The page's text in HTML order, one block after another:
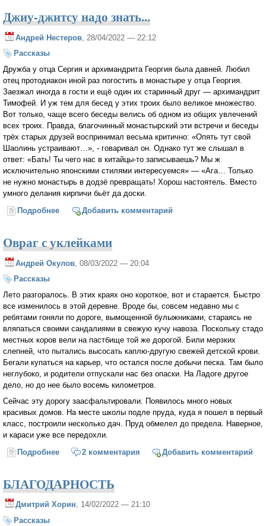
Джиу-джитсу надо знать...
Андрей Нестеров , 28/04/2022 — 22:12
Рассказы
Дружба у отца Сергия и архимандрита Георгия была давней. Любил
отец протодиакон иной раз погостить в монастыре у отца Георгия.
Заезжал иногда в гости и ещё один их старинный друг — архимандрит
Тимофей. И уж тем для бесед у этих троих было великое множество.
Вот только, чаще всего беседы велись об одном из общих увлечений
всех троих. Правда, благочинный монастырский эти встречи и беседы
трёх старых друзей воспринимал весьма критично: «Опять тут свой
Шаолинь устраивают…», - говаривал он. Однако тут же слышал в
ответ: «Бать! Ты чего нас в китайцы-то записываешь? Мы ж
исключительно японскими стилями интересуемся» — «Ага… Только
не нужно монастырь в додзё превращать! Хорош настоятель. Вместо
умного делания кирпичи бьёт да доски.
Подробнее о Джиу-джитсу надо знать...
Добавить комментарий
Овраг с уклейками
Андрей Окулов , 08/03/2022 — 20:04
Рассказы
Лето разгоралось. В этих краях оно короткое, вот и старается. Быстро
все изменилось в этой деревне. Вроде бы, совсем недавно мы с
ребятами гоняли по дороге, вымощенной булыжниками, стараясь не
вляпаться своими сандалиями в свежую кучу навоза. Поскольку стадо
местных коров вели на пастбище той же дорогой. Били мерзких
слепней, что пытались высосать каплю-другую свежей детской крови.
Бегали купаться на карьер, что остался после добычи песка. Там было
неглубоко, и родители отпускали нас без опаски. На Ладоге другое
дело, но до нее было восемь километров.
Сейчас эту дорогу заасфальтировали. Появилось много новых
красивых домов. На месте школы подле пруда, куда я пошел в первый
класс, построили несколько дач. Пруд обмелел до предела. Наверное,
и караси уже все передохли.
Подробнее о Овраг с уклейками
2 комментария Добавить комментарий
БЛАГОДАРНОСТЬ
Дмитрий Хорин, 14/02/2022 — 21:10
Рассказы